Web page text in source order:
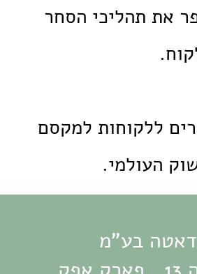
את תהליכי הסחר
ללקוחות למקסם
העולמי.
בע"מ